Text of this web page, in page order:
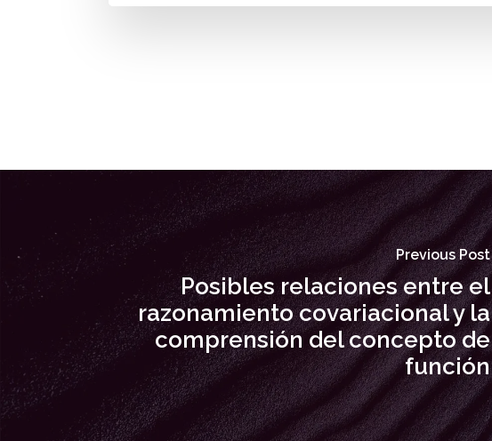
Previous Post
Posibles relaciones entre el
razonamiento covariacional y la
comprensión del concepto de
función